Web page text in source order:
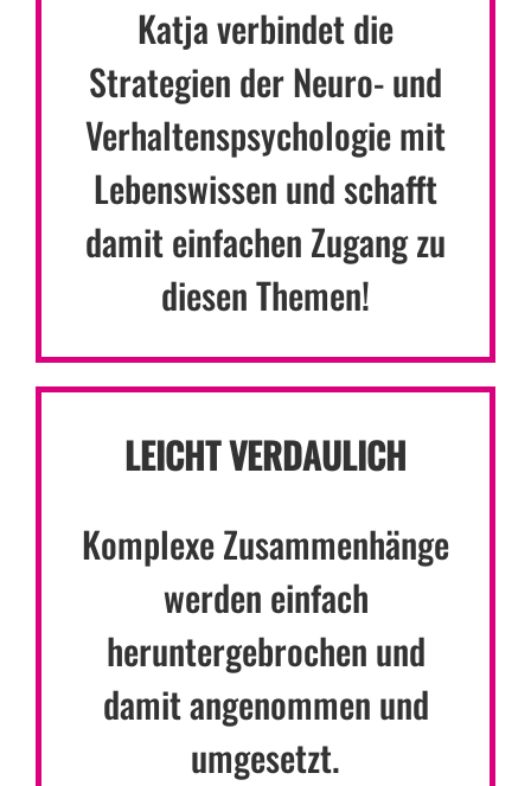
Katja verbindet die
Strategien der Neuro- und
Verhaltenspsychologie mit
Lebenswissen und schafft
damit einfachen Zugang zu
diesen Themen!
LEICHT VERDAULICH
Komplexe Zusammenhänge
werden einfach
heruntergebrochen und
damit angenommen und
umgesetzt.